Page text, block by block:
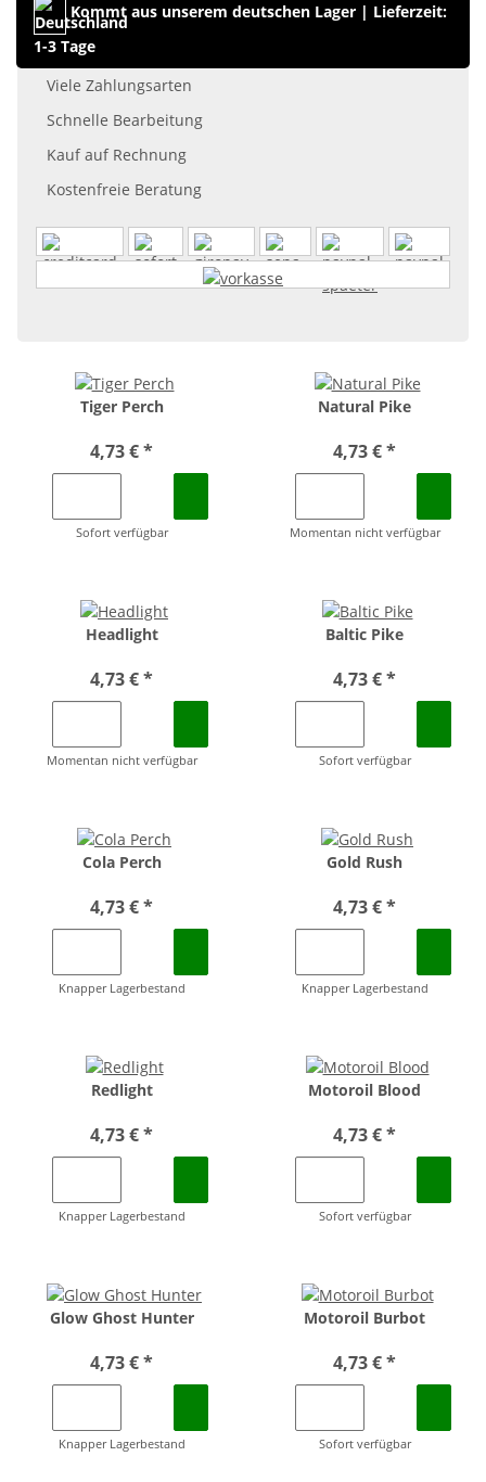
Kommt aus unserem deutschen Lager | Lieferzeit:
1-3 Tage
Viele Zahlungsarten
Schnelle Bearbeitung
Kauf auf Rechnung
Kostenfreie Beratung
Tiger Perch
4,73 €*
Sofort verfügbar
Natural Pike
4,73 €*
Momentan nicht verfügbar
Headlight
4,73 €*
Momentan nicht verfügbar
Baltic Pike
4,73 €*
Sofort verfügbar
Cola Perch
4,73 €*
Knapper Lagerbestand
Gold Rush
4,73 €*
Knapper Lagerbestand
Redlight
4,73 €*
Knapper Lagerbestand
Motoroil Blood
4,73 €*
Sofort verfügbar
Glow Ghost Hunter
4,73 €*
Knapper Lagerbestand
Motoroil Burbot
4,73 €*
Sofort verfügbar